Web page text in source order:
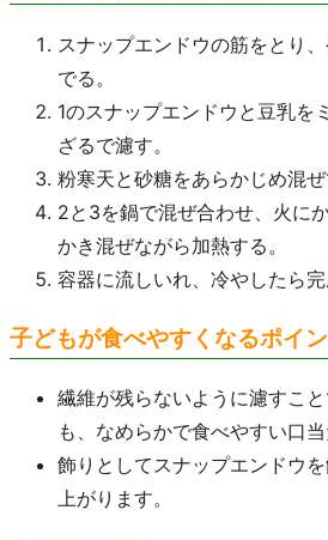
スナップエンドウの筋をとり
でる。
1のスナップエンドウと豆乳を
ざるで濾す。
粉寒天と砂糖をあらかじめ混ぜ
2と3を鍋で混ぜ合わせ、火に
かき混ぜながら加熱する。
容器に流しいれ、冷やしたら完
子どもが食べやすくなるポイ
繊維が残らないように濾すこ
も、なめらかで食べやすい口当
飾りとしてスナップエンドウ
上がります。